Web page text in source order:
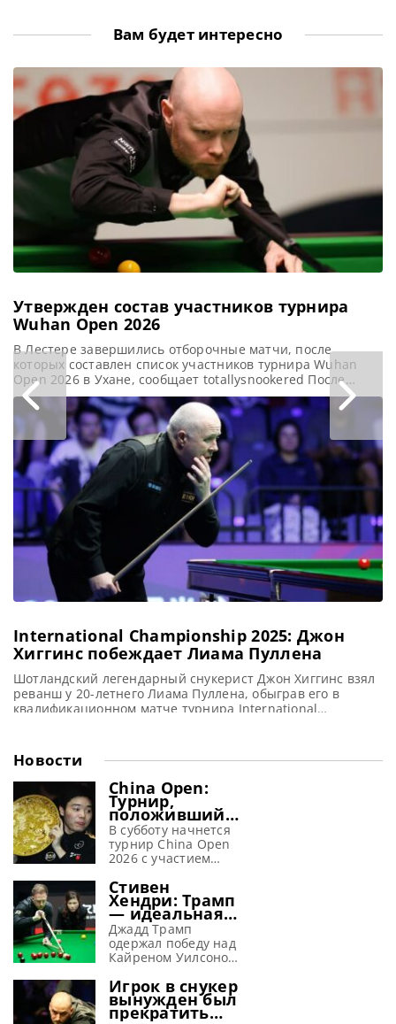
Вам будет интересно
Утвержден состав участников турнира
Wuhan Open 2026
В Лестере завершились отборочные матчи, после
которых составлен список участников турнира Wuhan
Open 2026 в Ухане, сообщает totallysnookered После
отборочных матчей China Open, состоявшихся на
прошлой неделе, внимание вновь переключилось на
Лестер, где определились участники турнира Wuhan
Open 2026. В течение четырех дней на Mattioli Arena
проходили квалификационные поединки. Результаты
определили состав претендентов на участие
International Championship 2025: Джон
Хиггинс побеждает Лиама Пуллена
Шотландский легендарный снукерист Джон Хиггинс взял
реванш у 20-летнего Лиама Пуллена, обыграв его в
квалификационном матче турнира International
6-5 и выступит в финальном этапе турнира International
Championship 2025. Тем самым шотландец взял реванш
за поражение от 103-го номера в
Новости
China Open:
Турнир,
положивший
начало
революции в
снукере,
возвращается
В субботу начнется
турнир China Open
2026 с участием
снукера, как Ронни
О’Салливан, Марк
Уильямс, Джадд
Трамп, Шон Мерфи,
Чжао Синьтун и У
Ицзэ, сообщает
лет перерыва вновь
стартует China Open
— один из самых
Стивен
Хендри: Трамп
— идеальная
машина для
завоевания
побед
Джадд Трамп
одержал победу над
Кайреном Уилсоном
Мастерс 2026 и, по
словам Хендри,
просто создан для
Игрок в снукер
вынужден был
прекратить